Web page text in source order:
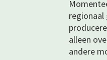
regionaal
alleen
andere